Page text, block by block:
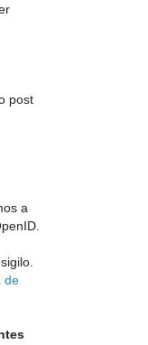
post
a
de